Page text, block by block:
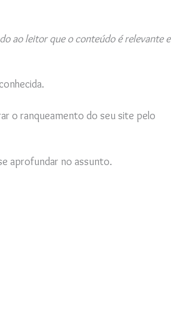
ao leitor que o conteúdo é relevante e
o ranqueamento do seu site pelo
aprofundar no assunto.